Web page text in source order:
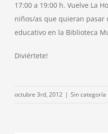
17:00 a 19:00 h. Vuelve La
niños/as que quieran pasar
educativo en la Biblioteca
Diviértete!
octubre 3rd, 2012 | Sin categoría